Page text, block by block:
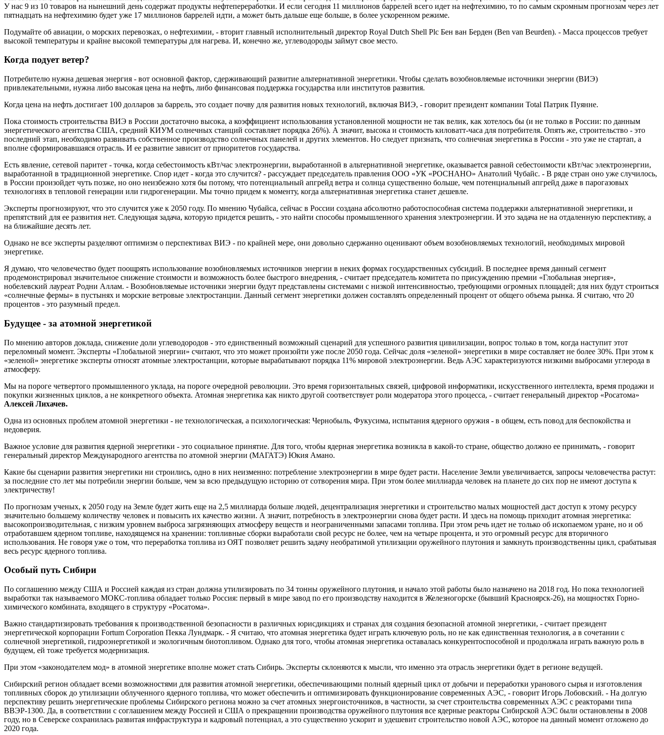
У нас 9 из 10 товаров на нынешний день содержат продукты нефтепереработки. И если сегодня 11 миллионов баррелей всего идет на нефтехимию, то по самым скромным прогнозам через лет
пятнадцать на нефтехимию будет уже 17 миллионов баррелей идти, а может быть дальше еще больше, в более ускоренном режиме.
Подумайте об авиации, о морских перевозках, о нефтехимии, - вторит главный исполнительный директор Royal Dutch Shell Plc Бен ван Берден (Ben van Beurden). - Масса процессов требует
высокой температуры и крайне высокой температуры для нагрева. И, конечно же, углеводороды займут свое место.
Когда подует ветер?
Потребителю нужна дешевая энергия - вот основной фактор, сдерживающий развитие альтернативной энергетики. Чтобы сделать возобновляемые источники энергии (ВИЭ)
привлекательными, нужна либо высокая цена на нефть, либо финансовая поддержка государства или институтов развития.
Когда цена на нефть достигает 100 долларов за баррель, это создает почву для развития новых технологий, включая ВИЭ, - говорит президент компании Total Патрик Пуянне.
Пока стоимость строительства ВИЭ в России достаточно высока, а коэффициент использования установленной мощности не так велик, как хотелось бы (и не только в России: по данным
энергетического агентства США, средний КИУМ солнечных станций составляет порядка 26%). А значит, высока и стоимость киловатт-часа для потребителя. Опять же, строительство - это
последний этап, необходимо развивать собственное производство солнечных панелей и других элементов. Но следует признать, что солнечная энергетика в России - это уже не стартап, а
вполне сформировавшаяся отрасль. И ее развитие зависит от приоритетов государства.
Есть явление, сетевой паритет - точка, когда себестоимость кВт/час электроэнергии, выработанной в альтернативной энергетике, оказывается равной себестоимости кВт/час электро­энергии,
выработанной в традиционной энергетике. Спор идет - когда это случится? - рассуждает председатель правления ООО «УК «РОСНАНО» Анатолий Чубайс. - В ряде стран оно уже случилось,
в России произойдет чуть позже, но оно неизбежно хотя бы потому, что потенциальный апгрейд ветра и солнца существенно больше, чем потенциальный апгрейд даже в парогазовых
технологиях в тепловой генерации или гидрогенерации. Мы точно придем к моменту, когда альтернативная энергетика станет дешевле.
Эксперты прогнозируют, что это случится уже к 2050 году. По мнению Чубайса, сейчас в России создана абсолютно работоспособная система поддержки альтернативной энергетики, и
препятствий для ее развития нет. Следующая задача, которую придется решить, - это найти способы промышленного хранения электроэнергии. И это задача не на отдаленную перспективу, а
на ближайшие десять лет.
Однако не все эксперты разделяют оптимизм о перспективах ВИЭ - по крайней мере, они довольно сдержанно оценивают объем возобновляемых технологий, необходимых мировой
энергетике.
Я думаю, что человечество будет поощрять использование возобновляемых источников энергии в неких формах государственных субсидий. В последнее время данный сегмент
продемонстрировал значительное снижение стоимости и возможность более быстрого внедрения, - считает председатель комитета по присуждению премии «Глобальная энергия»,
нобелевский лауреат Родни Аллам. - Возобновляемые источники энергии будут представлены системами с низкой интенсивностью, требующими огромных площадей; для них будут строиться
«солнечные фермы» в пустынях и морские ветровые электростанции. Данный сегмент энергетики должен составлять определенный процент от общего объема рынка. Я считаю, что 20
процентов - это разумный предел.
Будущее - за атомной энергетикой
По мнению авторов доклада, снижение доли углеводородов - это единственный возможный сценарий для успешного развития цивилизации, вопрос только в том, когда наступит этот
переломный момент. Эксперты «Глобальной энергии» считают, что это может произойти уже после 2050 года. Сейчас доля «зеленой» энергетики в мире составляет не более 30%. При этом к
«зеленой» энергетике эксперты относят атомные электростанции, которые вырабатывают порядка 11% мировой электроэнергии. Ведь АЭС характеризуются низкими выбросами углерода в
атмосферу.
Мы на пороге четвертого промышленного уклада, на пороге очередной революции. Это время горизонтальных связей, цифровой информатики, искусственного интеллекта, время продажи и
покупки жизненных циклов, а не конкретного объекта. Атомная энергетика как никто другой соответствует роли модератора этого процесса, - считает генеральный директор «Росатома»
Алексей Лихачев.
Одна из основных проблем атомной энергетики - не технологическая, а психологическая: Чернобыль, Фукусима, испытания ядерного оружия - в общем, есть повод для беспокойства и
недоверия.
Важное условие для развития ядерной энергетики - это социальное принятие. Для того, чтобы ядерная энергетика возникла в какой-то стране, общество должно ее принимать, - говорит
генеральный директор Международного агентства по атомной энергии (МАГАТЭ) Юкия Амано.
Какие бы сценарии развития энергетики ни строились, одно в них неизменно: потребление электроэнергии в мире будет расти. Население Земли увеличивается, запросы человечества растут:
за последние сто лет мы потребили энергии больше, чем за всю предыдущую историю от сотворения мира. При этом более миллиарда человек на планете до сих пор не имеют доступа к
электричеству!
По прогнозам ученых, к 2050 году на Земле будет жить еще на 2,5 миллиарда больше людей, децентрализация энергетики и строительство малых мощностей даст доступ к этому ресурсу
значительно большему количеству человек и повысить их качество жизни. А значит, потребность в электроэнергии снова будет расти. И здесь на помощь приходит атомная энергетика:
высокопроизводительная, с низким уровнем выброса загрязняющих атмосферу веществ и не­ограниченными запасами топлива. При этом речь идет не только об ископаемом уране, но и об
отработавшем ядерном топливе, находящемся на хранении: топливные сборки выработали свой ресурс не более, чем на четыре процента, и это огромный ресурс для вторичного
использования. Не говоря уже о том, что переработка топлива из ОЯТ позволяет решить задачу необратимой утилизации оружейного плутония и замкнуть производственны цикл, срабатывая
весь ресурс ядерного топлива.
Особый путь Сибири
По соглашению между США и Россией каждая из стран должна утилизировать по 34 тонны оружейного плутония, и начало этой работы было назначено на 2018 год. Но пока технологией
выработки так называемого МОКС-топлива обладает только Россия: первый в мире завод по его производству находится в Железногорске (бывший Красноярск-26), на мощностях Горно-
химического комбината, входящего в структуру «Росатома».
Важно стандартизировать требования к производственной безопасности в различных юрисдикциях и странах для создания безопасной атомной энергетики, - считает президент
энергетической корпорации Fortum Corporation Пекка Лундмарк. - Я считаю, что атомная энергетика будет играть ключевую роль, но не как единственная технология, а в сочетании с
солнечной энергетикой, гидроэнергетикой и экологичным биотоп­ливом. Однако для того, чтобы атомная энергетика оставалась конкурентоспособной и продолжала играть важную роль в
будущем, ей тоже требуется модернизация.
При этом «законодателем мод» в атомной энергетике вполне может стать Сибирь. Эксперты склоняются к мысли, что именно эта отрасль энергетики будет в регионе ведущей.
Сибирский регион обладает всеми возможностями для развития атомной энергетики, обеспечивающими полный ядерный цикл от добычи и переработки уранового сырья и изготовления
топливных сборок до утилизации облученного ядерного топлива, что может обеспечить и оптимизировать функционирование современных АЭС, - говорит Игорь Лобовский. - На долгую
перспективу решить энергетические проблемы Сибирского региона можно за счет атомных энергоисточников, в частности, за счет строительства современных АЭС с реакторами типа
ВВЭР-1300. Да, в соответствии с соглашением между Россией и США о прекращении производства оружейного плутония все ядерные реакторы Сибирской АЭС были остановлены в 2008
году, но в Северске сохранилась развитая инфраструктура и кадровый потенциал, а это существенно ускорит и удешевит строительство новой АЭС, которое на данный момент отложено до
2020 года.